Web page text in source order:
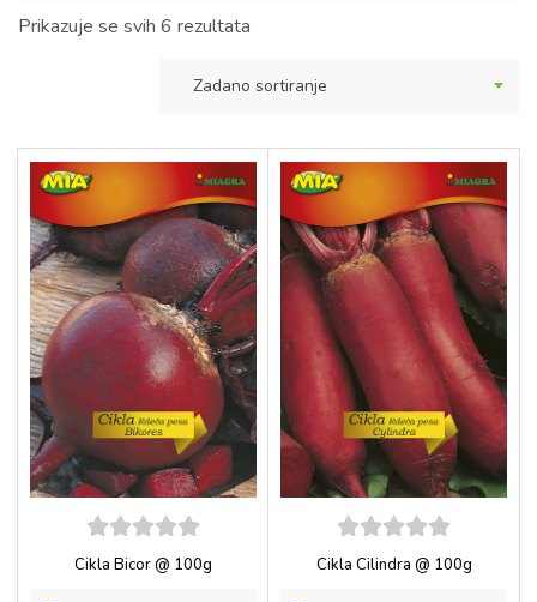
Prikazuje se svih 6 rezultata
Zadano sortiranje
5out of
5
Cikla Bicor @ 100g 5
out of
5
Cikla Cilindra @ 100g